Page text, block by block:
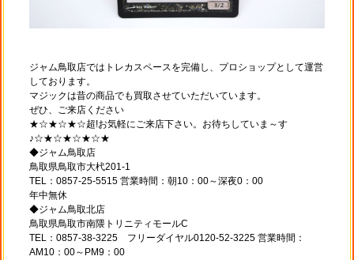
ジャム鳥取店ではトレカスペースを完備し、プロショップとして運営
しております。
マジックは昔の商品でも買取させていただいています。
ぜひ、ご来店ください
★☆★☆★☆超!お気軽にご来店下さい。お待ちしていま～す
♪☆★☆★☆★☆★
◆ジャム鳥取店
鳥取県鳥取市大杙201-1
TEL：0857-25-5515 営業時間：朝10：00～深夜0：00
年中無休
◆ジャム鳥取北店
鳥取県鳥取市南隈トリニティモールC
TEL：0857-38-3225 フリーダイヤル0120-52-3225 営業時間：
AM10：00～PM9：00